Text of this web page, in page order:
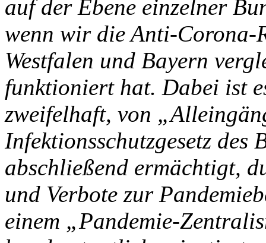
auf der Ebene einzelner
wenn wir die Anti-Corona-
Westfalen und Bayern
funktioniert hat. Dabei ist
zweifelhaft, von
Infektionsschutzgesetz des
abschließend ermächtigt,
und Verbote zur
einem „Pandemie-